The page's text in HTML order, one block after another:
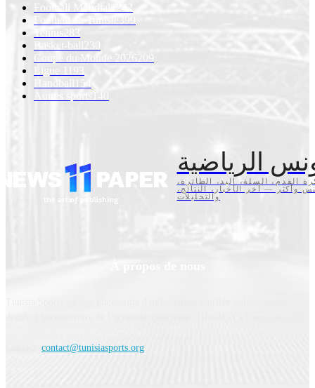
Football Mondial
1242
Football en Tunisie
Tennis
Basket-ball
230
Coupe du Monde 2026 209
Ligue 1
Handball
154
Autres sports
140
الرياضية
القدم، السلة، اليد، الطائرة،
وأكثر — آخر الأخبار، النتائج،
والتحليلات
contact@tunisiasports.org